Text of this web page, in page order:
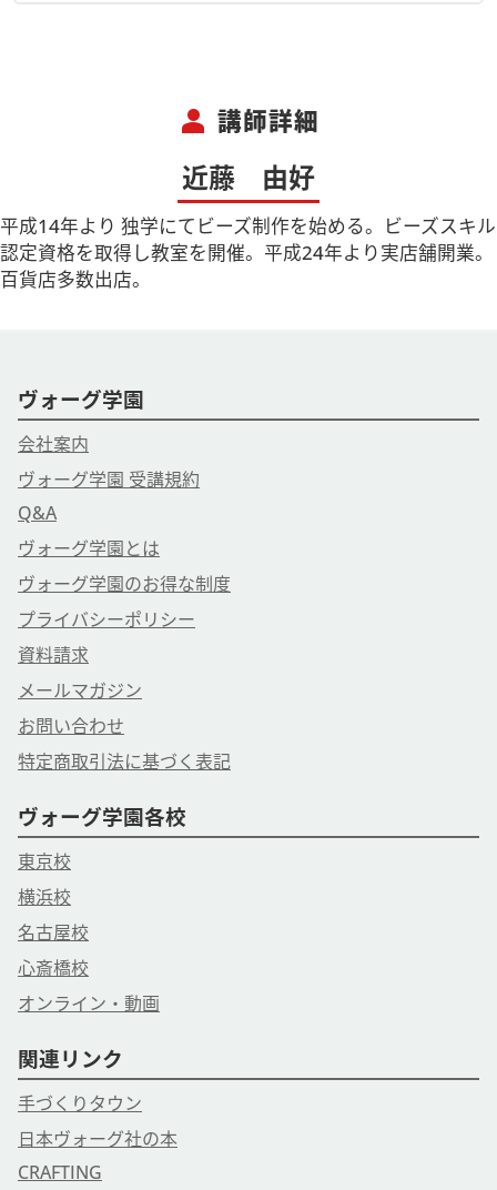
person 講師詳細
近藤 由好
平成14年より 独学にてビーズ制作を始める。ビーズスキル
認定資格を取得し教室を開催。平成24年より実店舗開業。
百貨店多数出店。
ヴォーグ学園
会社案内
ヴォーグ学園 受講規約
Q&A
ヴォーグ学園とは
ヴォーグ学園のお得な制度
プライバシーポリシー
資料請求
メールマガジン
お問い合わせ
特定商取引法に基づく表記
ヴォーグ学園各校
東京校
横浜校
名古屋校
心斎橋校
オンライン・動画
関連リンク
手づくりタウン
日本ヴォーグ社の本
CRAFTING